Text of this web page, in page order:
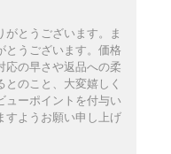
がとうございます。ま
とうございます。価格
応の早さや返品への柔
のこと、大変嬉しく
ューポイントを付与い
すようお願い申し上げ